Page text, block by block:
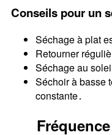
Conseils pour un
Séchage à plat
Retourner
Séchage au
Séchoir à basse
constante․